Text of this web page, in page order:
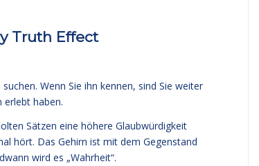
Truth Effect
Wenn Sie ihn kennen, sind Sie weiter
erlebt haben.
Sätzen eine höhere Glaubwürdigkeit
hört. Das Gehirn ist mit dem Gegenstand
wird es „Wahrheit“.